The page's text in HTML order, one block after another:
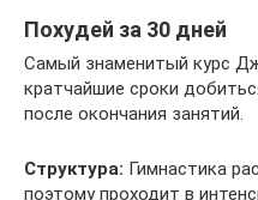
Похудей за 30 дней
Самый знаменитый курс
кратчайшие сроки
после окончания занятий.
Структура: Гимнастика
поэтому проходит в